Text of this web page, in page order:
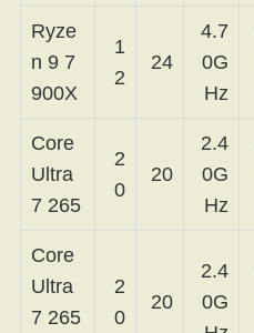
Ryze
n 9 7
900X
1
2
24
4.7
0G
Hz
Core
Ultra
7 265
2
0
20
2.4
0G
Hz
Core
Ultra
7 265
2
0
20
2.4
0G